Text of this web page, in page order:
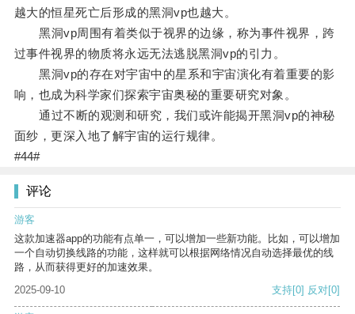
越大的恒星死亡后形成的黑洞vp也越大。
黑洞vp周围有着类似于视界的边缘，称为事件视界，跨
过事件视界的物质将永远无法逃脱黑洞vp的引力。
黑洞vp的存在对宇宙中的星系和宇宙演化有着重要的影
响，也成为科学家们探索宇宙奥秘的重要研究对象。
通过不断的观测和研究，我们或许能揭开黑洞vp的神秘
面纱，更深入地了解宇宙的运行规律。
#44#
评论
游客
这款加速器app的功能有点单一，可以增加一些新功能。比如，可以增加
一个自动切换线路的功能，这样就可以根据网络情况自动选择最优的线
路，从而获得更好的加速效果。
2025-09-10
支持[0] 反对[0]